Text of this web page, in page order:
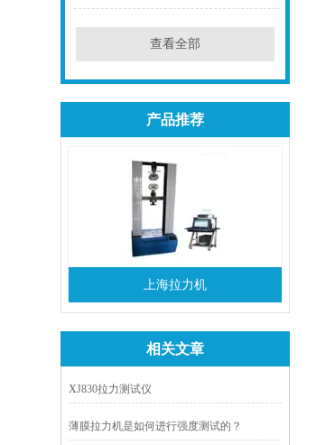
查看全部
产品推荐
上海拉力机
相关文章
XJ830拉力测试仪
薄膜拉力机是如何进行强度测试的？